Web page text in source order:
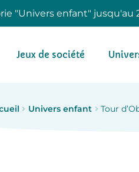
"Univers enfant" jusqu'au
Jeux de société
Univers enfant Tour